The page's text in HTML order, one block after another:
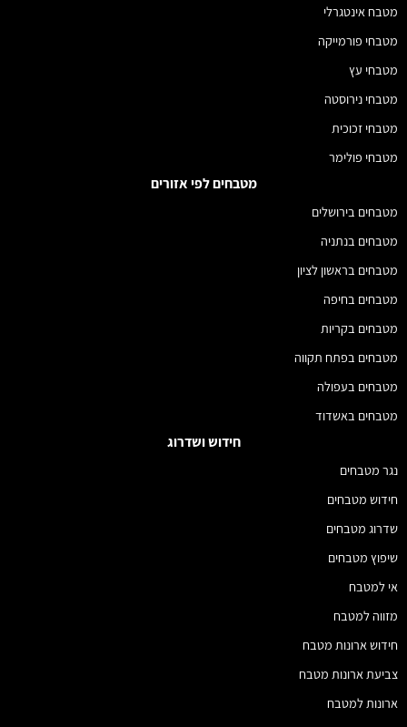
מטבח אינטגרלי
מטבחי פורמייקה
מטבחי עץ
מטבחי נירוסטה
מטבחי זכוכית
מטבחי פולימר
מטבחים לפי אזורים
מטבחים בירושלים
מטבחים בנתניה
מטבחים בראשון לציון
מטבחים בחיפה
מטבחים בקריות
מטבחים בפתח תקווה
מטבחים בעפולה
מטבחים באשדוד
חידוש ושדרוג
נגר מטבחים
חידוש מטבחים
שדרוג מטבחים
שיפוץ מטבחים
אי למטבח
מזווה למטבח
חידוש ארונות מטבח
צביעת ארונות מטבח
ארונות למטבח